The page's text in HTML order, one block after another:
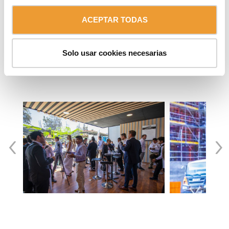
ACEPTAR TODAS
Solo usar cookies necesarias
profesionales de la industria minera. Esperamos poder
interactuar con clientes actuales y potenciales, fortaleciendo
compromiso con la innovación y la calidad en cada proyecto
en el que participa.
‹ ›